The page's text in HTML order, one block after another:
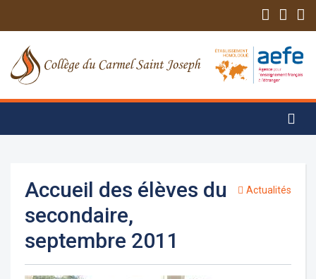
Accueil des élèves du
secondaire,
septembre 2011
Actualités